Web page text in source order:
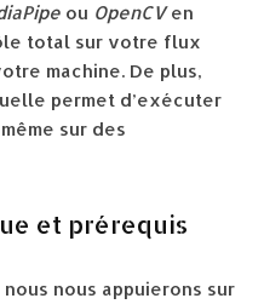
ou OpenCVen
total sur votre flux
machine. De plus,
permet d’exécuter
sur des
et prérequis
nous appuierons sur